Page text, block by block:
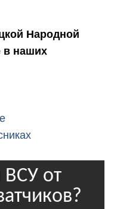
Народной
в наших